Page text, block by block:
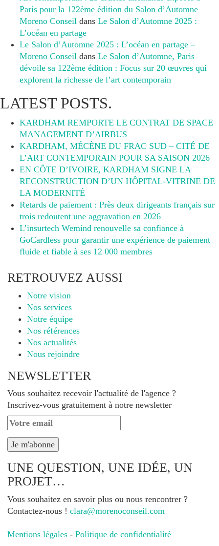
Paris pour la 122ème édition du Salon d’Automne –
Moreno Conseil dans Le Salon d’Automne 2025 :
L’océan en partage
Le Salon d’Automne 2025 : L’océan en partage –
Moreno Conseil dans Le Salon d’Automne, Paris
dévoile sa 122ème édition : Focus sur 20 œuvres qui
explorent la richesse de l’art contemporain
LATEST POSTS.
KARDHAM REMPORTE LE CONTRAT DE SPACE
MANAGEMENT D’AIRBUS
KARDHAM, MÉCÈNE DU FRAC SUD – CITÉ DE
L’ART CONTEMPORAIN POUR SA SAISON 2026
EN CÔTE D’IVOIRE, KARDHAM SIGNE LA
RECONSTRUCTION D’UN HÔPITAL-VITRINE DE
LA MODERNITÉ
Retards de paiement : Près deux dirigeants français sur
trois redoutent une aggravation en 2026
L’insurtech Wemind renouvelle sa confiance à
GoCardless pour garantir une expérience de paiement
fluide et fiable à ses 12 000 membres
RETROUVEZ AUSSI
Notre vision
Nos services
Notre équipe
Nos références
Nos actualités
Nous rejoindre
NEWSLETTER
Vous souhaitez recevoir l'actualité de l'agence ?
Inscrivez-vous gratuitement à notre newsletter
UNE QUESTION, UNE IDÉE, UN
PROJET…
Vous souhaitez en savoir plus ou nous rencontrer ?
Contactez-nous ! clara@morenoconseil.com
Mentions légales - Politique de confidentialité